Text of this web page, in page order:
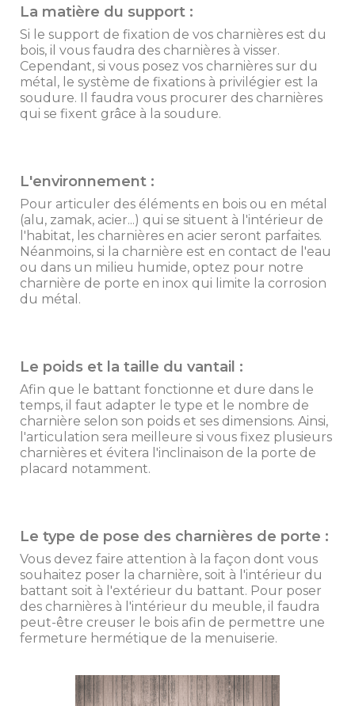
La matière du support :
Si le support de fixation de vos charnières est du
bois, il vous faudra des charnières à visser.
Cependant, si vous posez vos charnières sur du
métal, le système de fixations à privilégier est la
soudure. Il faudra vous procurer des charnières
qui se fixent grâce à la soudure.
L'environnement :
Pour articuler des éléments en bois ou en métal
(alu, zamak, acier...) qui se situent à l'intérieur de
l'habitat, les charnières en acier seront parfaites.
Néanmoins, si la charnière est en contact de l'eau
ou dans un milieu humide, optez pour notre
charnière de porte en inox qui limite la corrosion
du métal.
Le poids et la taille du vantail :
Afin que le battant fonctionne et dure dans le
temps, il faut adapter le type et le nombre de
charnière selon son poids et ses dimensions. Ainsi,
l'articulation sera meilleure si vous fixez plusieurs
charnières et évitera l'inclinaison de la porte de
placard notamment.
Le type de pose des charnières de porte :
Vous devez faire attention à la façon dont vous
souhaitez poser la charnière, soit à l'intérieur du
battant soit à l'extérieur du battant. Pour poser
des charnières à l'intérieur du meuble, il faudra
peut-être creuser le bois afin de permettre une
fermeture hermétique de la menuiserie.